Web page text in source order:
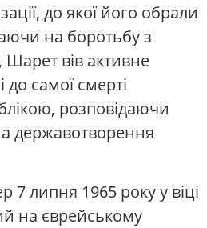
до якої його обрали
на боротьбу з
вів активне
до самої смерті
розповідаючи
державотворення
липня 1965 року у віці
на єврейському